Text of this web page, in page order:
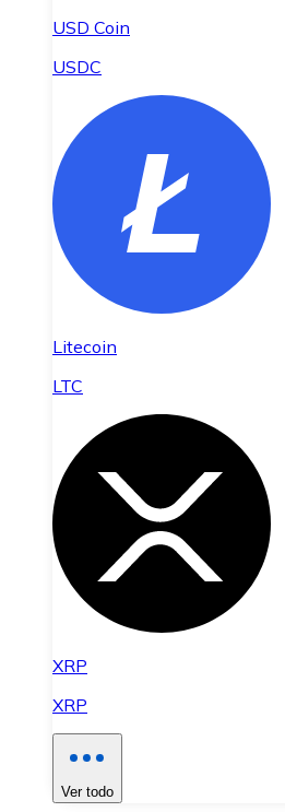
USD Coin
USDC
Litecoin
LTC
XRP
XRP
Ver todo